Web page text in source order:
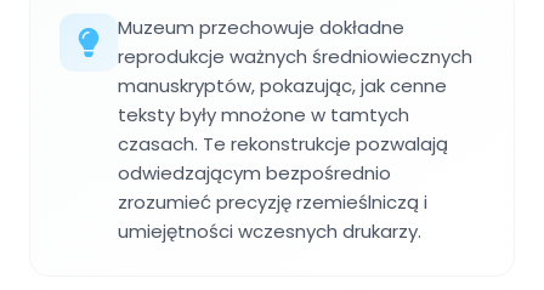
Muzeum przechowuje dokładne
reprodukcje ważnych średniowiecznych
manuskryptów, pokazując, jak cenne
teksty były mnożone w tamtych
czasach. Te rekonstrukcje pozwalają
odwiedzającym bezpośrednio
zrozumieć precyzję rzemieślniczą i
umiejętności wczesnych drukarzy.